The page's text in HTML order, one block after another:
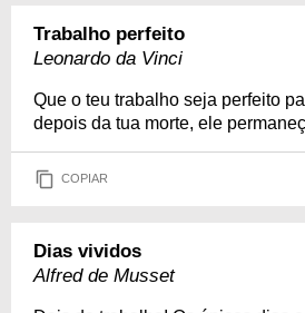
Trabalho perfeito
Leonardo da Vinci
Que o teu trabalho seja perfeito
depois da tua morte, ele
COPIAR
Dias vividos
Alfred de Musset